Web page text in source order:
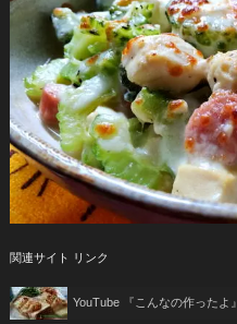
関連サイト リンク
YouTube 『こんなの作ったよ』